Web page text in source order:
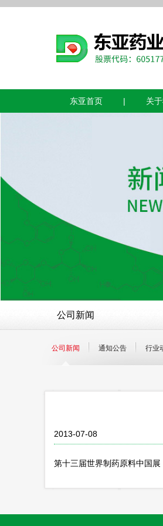
东亚首页 | 关
公司新闻
公司新闻 通知公告 行业
2013-07-08
第十三届世界制药原料中国